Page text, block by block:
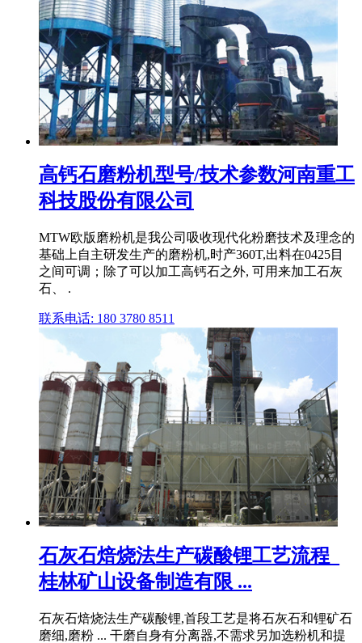
高钙石磨粉机型号/技术参数河南重工
科技股份有限公司
MTW欧版磨粉机是我公司吸收现代化粉磨技术及理念的
基础上自主研发生产的磨粉机,时产360T,出料在0425目
之间可调；除了可以加工高钙石之外, 可用来加工石灰
石、 .
联系电话: 180 3780 8511
石灰石焙烧法生产碳酸锂工艺流程_
桂林矿山设备制造有限 ...
石灰石焙烧法生产碳酸锂,首段工艺是将石灰石和锂矿石
磨细,磨粉 ... 干磨自身有分离器,不需求另加选粉机和提